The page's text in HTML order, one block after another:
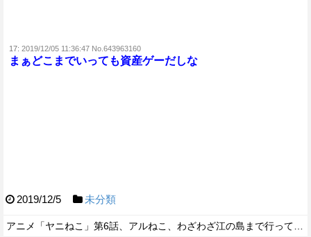
17: 2019/12/05 11:36:47 No.643963160
まぁどこまでいっても資産ゲーだしな
2019/12/5 未分類